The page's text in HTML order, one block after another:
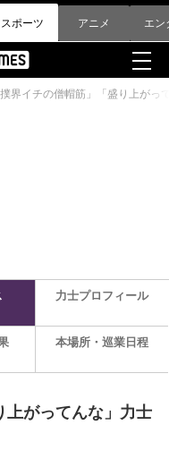
スポーツ アニメ エン
撲界イチの僧帽筋」「盛り上がっ
力士プロフィール
本場所・巡業日程
上がってんな」力士